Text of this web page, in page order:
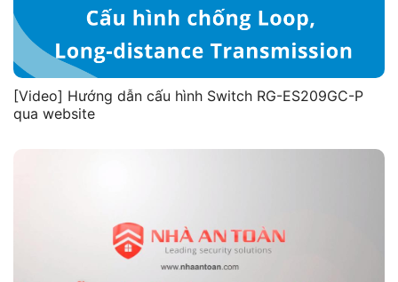
[Video] Hướng dẫn cấu hình Switch RG-ES209GC-P
qua website